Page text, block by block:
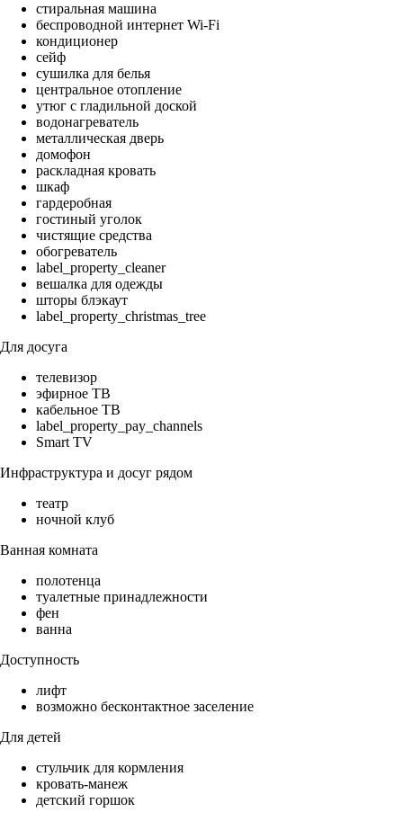
стиральная машина
беспроводной интернет Wi-Fi
кондиционер
сейф
сушилка для белья
центральное отопление
утюг с гладильной доской
водонагреватель
металлическая дверь
домофон
раскладная кровать
шкаф
гардеробная
гостиный уголок
чистящие средства
обогреватель
label_property_cleaner
вешалка для одежды
шторы блэкаут
label_property_christmas_tree
Для досуга
телевизор
эфирное ТВ
кабельное ТВ
label_property_pay_channels
Smart TV
Инфраструктура и досуг рядом
театр
ночной клуб
Ванная комната
полотенца
туалетные принадлежности
фен
ванна
Доступность
лифт
возможно бесконтактное заселение
Для детей
стульчик для кормления
кровать-манеж
детский горшок